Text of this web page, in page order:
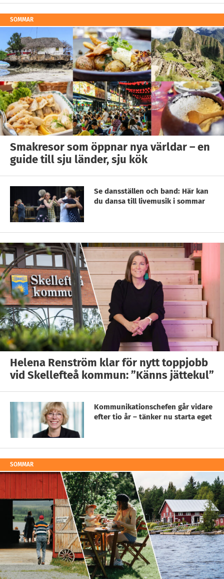
SOMMAR
Smakresor som öppnar nya världar – en
guide till sju länder, sju kök
Se dansställen och band: Här kan
du dansa till livemusik i sommar
Helena Renström klar för nytt toppjobb
vid Skellefteå kommun: ”Känns jättekul”
Kommunikationschefen går vidare
efter tio år – tänker nu starta eget
SOMMAR